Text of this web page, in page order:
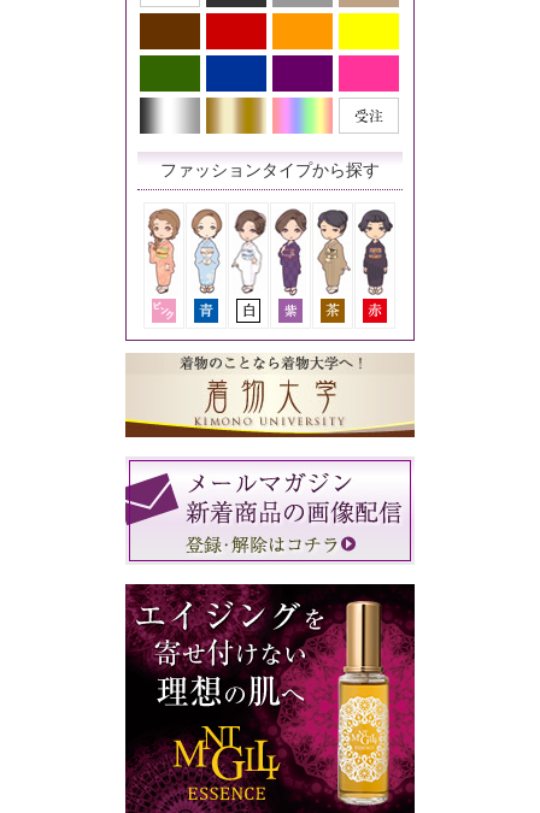
ファッションタイプから探す